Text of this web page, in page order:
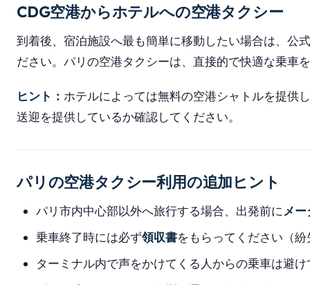
CDG空港からホテルへの空港タクシー
到着後、宿泊施設へ最も簡単に移動したい場合は、公
ださい。パリの空港タクシーは、直接的で快適な乗車
ヒント： ホテルによっては無料の空港シャトルを提供
送迎を提供しているか確認してください。
パリの空港タクシー利用の追加ヒント
パリ市内中心部以外へ旅行する場合、出発前に メ
乗車終了時には必ず領収書をもらってください（
ターミナル内で声をかけてくる人からの乗車は避